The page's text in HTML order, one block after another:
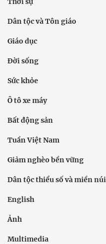
Dân tộc và Tôn giáo
Giáo dục
Đời sống
Sức khỏe
Ô tô xe máy
Bất động sản
Tuần Việt Nam
Giảm nghèo bền vững
Dân tộc thiểu số và miền núi
English
Ảnh
Multimedia